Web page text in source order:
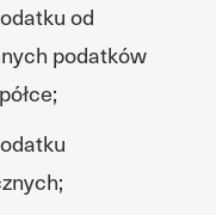
od
podatków